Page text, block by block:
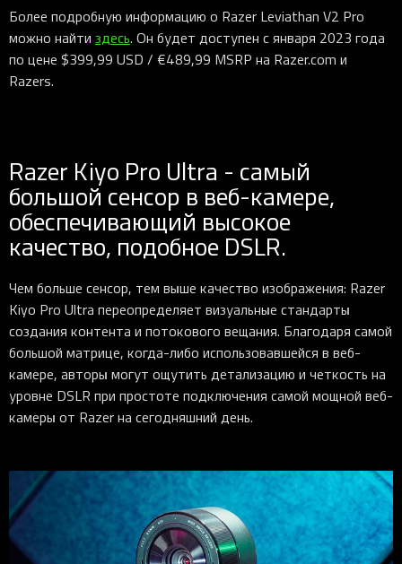
Более подробную информацию о Razer Leviathan V2 Pro
можно найти здесь. Он будет доступен с января 2023 года
по цене $399,99 USD / €489,99 MSRP на Razer.com и
Razers.
Razer Kiyo Pro Ultra - самый
большой сенсор в веб-камере,
обеспечивающий высокое
качество, подобное DSLR.
Чем больше сенсор, тем выше качество изображения: Razer
Kiyo Pro Ultra переопределяет визуальные стандарты
создания контента и потокового вещания. Благодаря самой
большой матрице, когда-либо использовавшейся в веб-
камере, авторы могут ощутить детализацию и четкость на
уровне DSLR при простоте подключения самой мощной веб-
камеры от Razer на сегодняшний день.